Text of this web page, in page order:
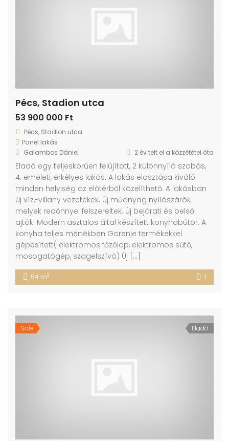
Pécs, Stadion utca
53 900 000 Ft
Pécs, Stadion utca
Panel lakás
Galambos Dániel
2 év telt el a közzététel óta
Eladó egy teljeskörűen felújított, 2 különnyíló szobás,
4. emeleti, erkélyes lakás. A lakás elosztása kiváló
minden helyiség az előtérből közelíthető. A lakásban
új víz,-villany vezetékek. Új műanyag nyílászárók
melyek redőnnyel felszereltek. Új bejárati és belső
ajtók. Modern asztalos által készített konyhabútor. A
konyha teljes mértékben Gorenje termékekkel
gépesített( elektromos főzőlap, elektromos sütő,
mosogatógép, szagelszívó) Új […]
54 m2 1
Sale Eladó